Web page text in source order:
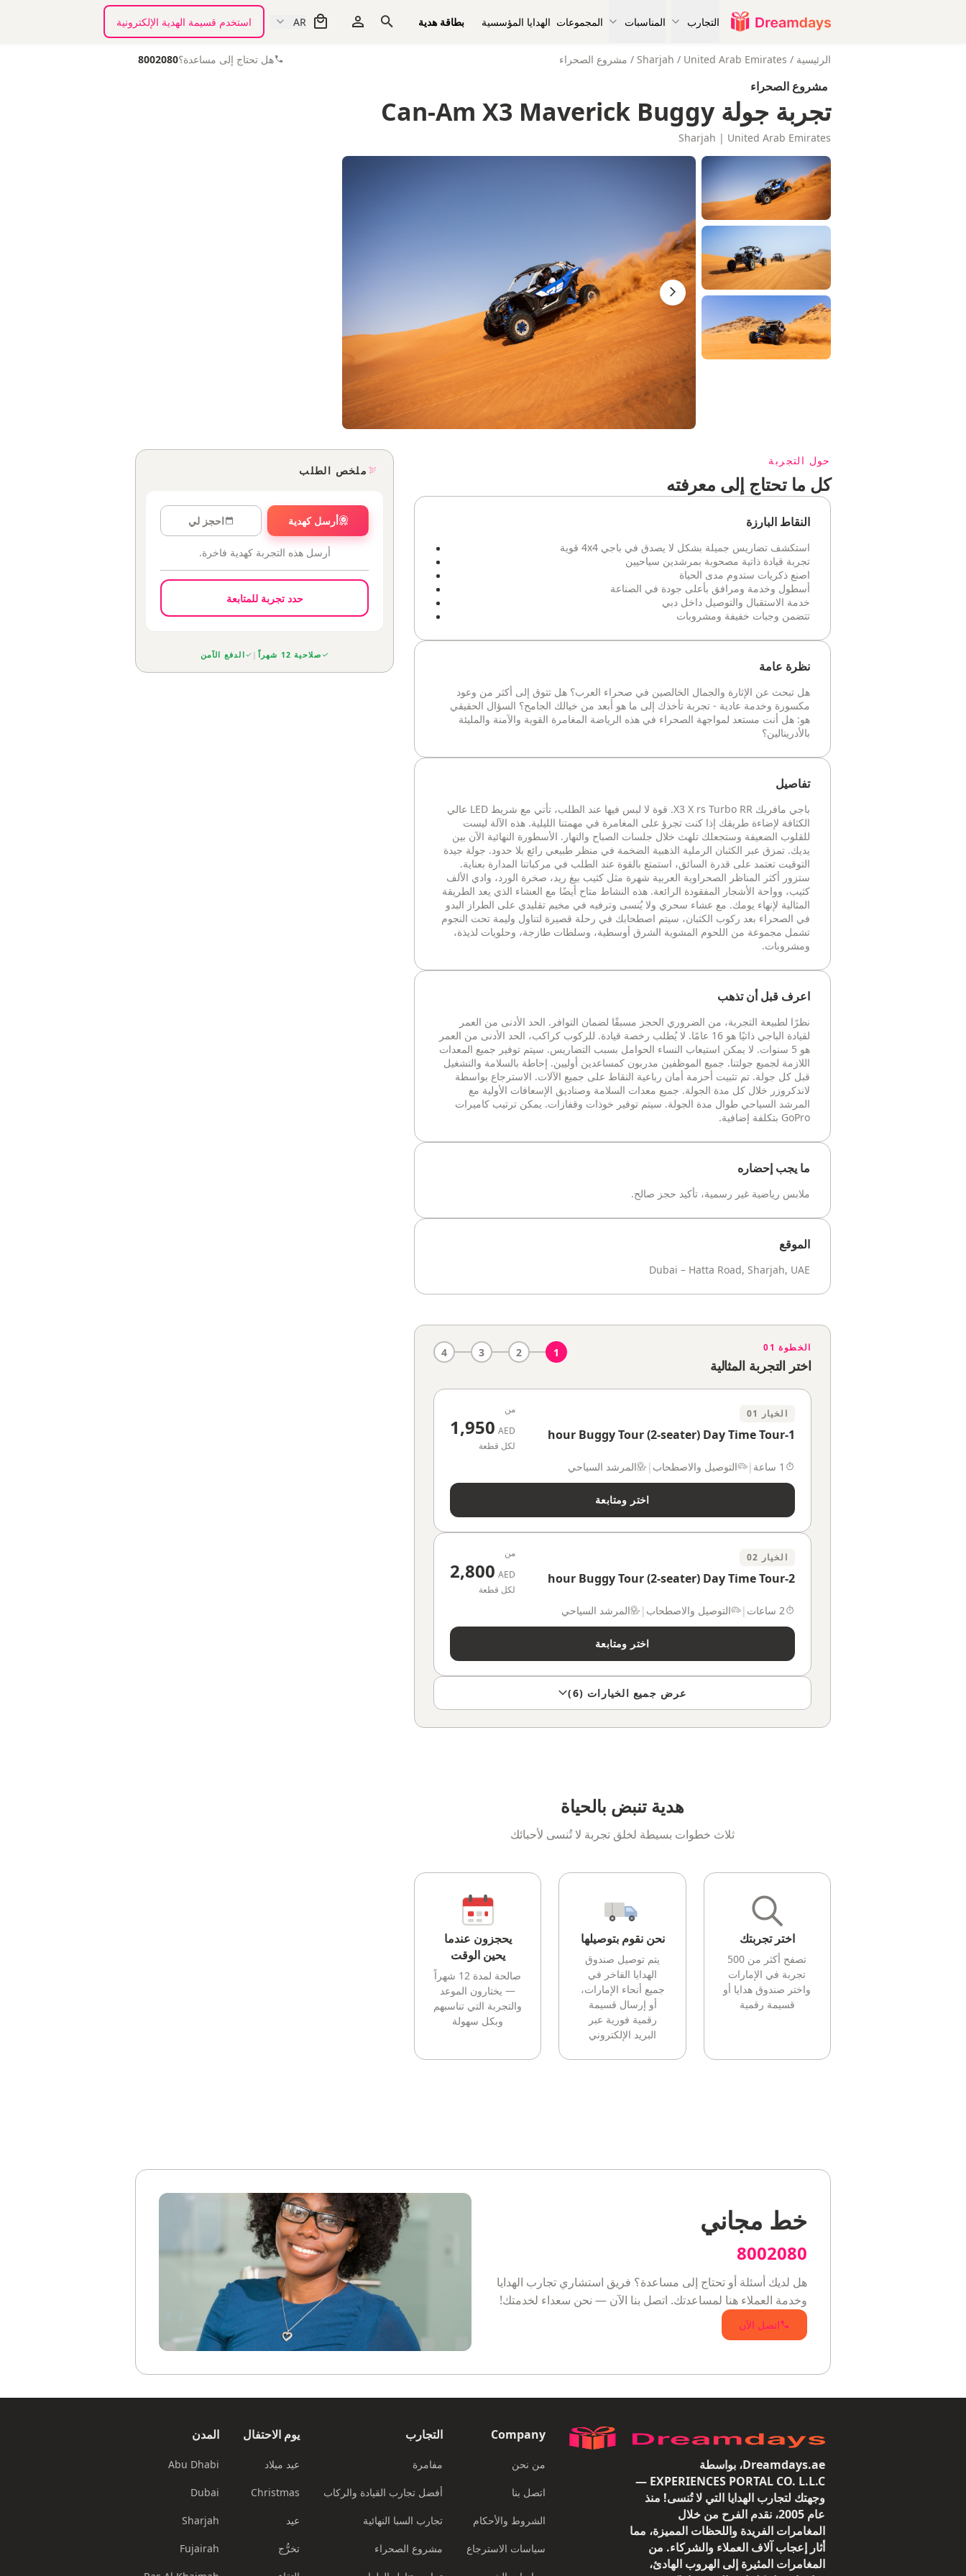
التجارب المناسبات المجموعات الهدايا المؤسسية بطاقة هدية AR استخدم قسيمة الهدية الإلكترونية
الرئيسية /
United Arab Emirates
/
Sharjah
/ مشروع الصحراء هل تحتاج إلى مساعدة؟8002080
مشروع الصحراء
تجربة جولة Can-Am X3 Maverick Buggy
Sharjah | United Arab Emirates
حول التجربة
كل ما تحتاج إلى معرفته
النقاط البارزة
استكشف تضاريس جميلة بشكل لا يصدق في باجي 4x4 قوية
تجربة قيادة ذاتية مصحوبة بمرشدين سياحيين
اصنع ذكريات ستدوم مدى الحياة
أسطول وخدمة ومرافق بأعلى جودة في الصناعة
خدمة الاستقبال والتوصيل داخل دبي
تتضمن وجبات خفيفة ومشروبات
نظرة عامة
هل تبحث عن الإثارة والجمال الخالصين في صحراء العرب؟ هل تتوق إلى أكثر من وعود
مكسورة وخدمة عادية - تجربة تأخذك إلى ما هو أبعد من خيالك الجامح؟ السؤال الحقيقي
هو: هل أنت مستعد لمواجهة الصحراء في هذه الرياضة المغامرة القوية والآمنة والمليئة
بالأدرينالين؟
تفاصيل
باجي مافريك X3 X rs Turbo RR. قوة لا لبس فيها عند الطلب، تأتي مع شريط LED عالي
الكثافة لإضاءة طريقك إذا كنت تجرؤ على المغامرة في مهمتنا الليلية. هذه الآلة ليست
للقلوب الضعيفة وستجعلك تلهث خلال جلسات الصباح والنهار. الأسطورة النهائية الآن بين
يديك. تمزق عبر الكثبان الرملية الذهبية الضخمة في منظر طبيعي رائع بلا حدود. جولة جيدة
التوقيت تعتمد على قدرة السائق، استمتع بالقوة عند الطلب في مركباتنا المدارة بعناية.
ستزور أكثر المناظر الصحراوية العربية شهرة مثل كثيب بيغ ريد، صخرة الورد، وادي الألف
كثيب، وواحة الأشجار المفقودة الرائعة. هذه النشاط متاح أيضًا مع العشاء الذي يعد الطريقة
المثالية لإنهاء يومك. مع عشاء سحري ولا يُنسى وترفيه في مخيم تقليدي على الطراز البدو
في الصحراء بعد ركوب الكثبان، سيتم اصطحابك في رحلة قصيرة لتناول وليمة تحت النجوم
تشمل مجموعة من اللحوم المشوية الشرق أوسطية، وسلطات طازجة، وحلويات لذيذة،
ومشروبات.
اعرف قبل أن تذهب
نظرًا لطبيعة التجربة، من الضروري الحجز مسبقًا لضمان التوافر. الحد الأدنى من العمر
لقيادة الباجي ذاتيًا هو 16 عامًا. لا يُطلب رخصة قيادة. للركوب كراكب، الحد الأدنى من العمر
هو 5 سنوات. لا يمكن استيعاب النساء الحوامل بسبب التضاريس. سيتم توفير جميع المعدات
اللازمة لجميع جولتنا. جميع الموظفين مدربون كمساعدين أوليين. إحاطة بالسلامة والتشغيل
قبل كل جولة. تم تثبيت أحزمة أمان رباعية النقاط على جميع الآلات. الاسترجاع بواسطة
لاندكروزر خلال كل مدة الجولة. جميع معدات السلامة وصناديق الإسعافات الأولية مع
المرشد السياحي طوال مدة الجولة. سيتم توفير خوذات وقفازات. يمكن ترتيب كاميرات
GoPro بتكلفة إضافية.
ما يجب إحضاره
ملابس رياضية غير رسمية، تأكيد حجز صالح.
الموقع
Dubai – Hatta Road, Sharjah, UAE
هدية تنبض بالحياة
ثلاث خطوات بسيطة لخلق تجربة لا تُنسى لأحبائك
اختر تجربتك
تصفح أكثر من 500
تجربة في الإمارات
واختر صندوق هدايا أو
قسيمة رقمية
نحن نقوم بتوصيلها
يتم توصيل صندوق
الهدايا الفاخر في
جميع أنحاء الإمارات،
أو إرسال قسيمة
رقمية فورية عبر
البريد الإلكتروني
يحجزون عندما
يحين الوقت
صالحة لمدة 12 شهراً
— يختارون الموعد
والتجربة التي تناسبهم
وبكل سهولة
ملخص الطلب
أرسل كهدية احجز لي
أرسل هذه التجربة كهدية فاخرة.
حدد تجربة للمتابعة
صلاحية 12 شهراً | الدفع الآمن
الخطوة 01
اختر التجربة المثالية
1
2
3
4
الخيار 01
1-hour Buggy Tour (2-seater) Day Time Tour
من
1,950 AED
لكل قطعة
1 ساعة | التوصيل والاصطحاب | المرشد السياحي
اختر ومتابعة
الخيار 02
2-hour Buggy Tour (2-seater) Day Time Tour
من
2,800 AED
لكل قطعة
2 ساعات | التوصيل والاصطحاب | المرشد السياحي
اختر ومتابعة
عرض جميع الخيارات (6)
خط مجاني
8002080
هل لديك أسئلة أو تحتاج إلى مساعدة؟ فريق استشاري تجارب الهدايا
وخدمة العملاء هنا لمساعدتك. اتصل بنا الآن — نحن سعداء لخدمتك!
اتصل الآن
Dreamdays.ae، بواسطة
EXPERIENCES PORTAL CO. L.L.C —
وجهتك لتجارب الهدايا التي لا تُنسى! منذ
عام 2005، نقدم الفرح من خلال
المغامرات الفريدة واللحظات المميزة، مما
أثار إعجاب آلاف العملاء والشركاء. من
المغامرات المثيرة إلى الهروب الهادئ،
Company
من نحن
اتصل بنا
الشروط والأحكام
سياسات الاسترجاع
التجارب
مفامرة
أفضل تجارب القيادة والركاب
تجارب السبا النهائية
مشروع الصحراء
يوم الاحتفال
عيد ميلاد
Christmas
عيد
تخرُّج
المدن
Abu Dhabi
Dubai
Sharjah
Fujairah